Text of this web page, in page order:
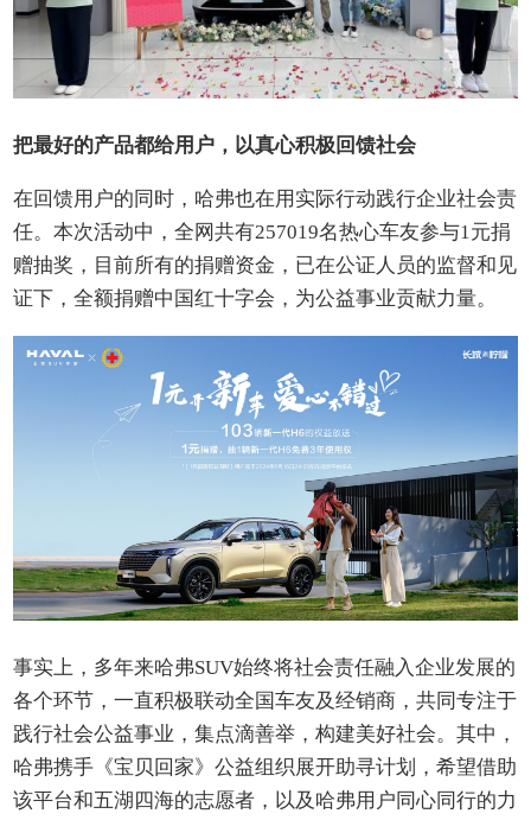
把最好的产品都给用户，以真心积极回馈社会
在回馈用户的同时，哈弗也在用实际行动践行企业社会责
任。本次活动中，全网共有257019名热心车友参与1元捐
赠抽奖，目前所有的捐赠资金，已在公证人员的监督和见
证下，全额捐赠中国红十字会，为公益事业贡献力量。
事实上，多年来哈弗SUV始终将社会责任融入企业发展的
各个环节，一直积极联动全国车友及经销商，共同专注于
践行社会公益事业，集点滴善举，构建美好社会。其中，
哈弗携手《宝贝回家》公益组织展开助寻计划，希望借助
该平台和五湖四海的志愿者，以及哈弗用户同心同行的力